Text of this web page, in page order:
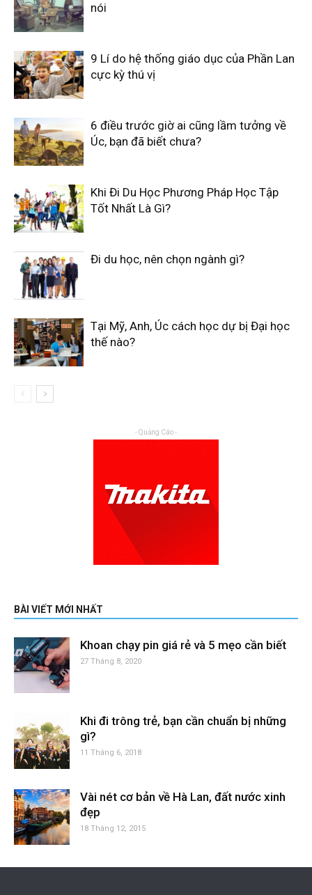
nói
9 Lí do hệ thống giáo dục của Phần Lan
cực kỳ thú vị
6 điều trước giờ ai cũng lầm tưởng về
Úc, bạn đã biết chưa?
Khi Đi Du Học Phương Pháp Học Tập
Tốt Nhất Là Gì?
Đi du học, nên chọn ngành gì?
Tại Mỹ, Anh, Úc cách học dự bị Đại học
thế nào?
- Quảng Cáo -
BÀI VIẾT MỚI NHẤT
Khoan chạy pin giá rẻ và 5 mẹo cần biết
27 Tháng 8, 2020
Khi đi trông trẻ, bạn cần chuẩn bị những
gì?
11 Tháng 6, 2018
Vài nét cơ bản về Hà Lan, đất nước xinh
đẹp
18 Tháng 12, 2015